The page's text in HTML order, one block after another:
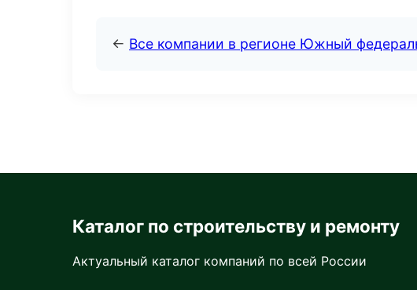
← Все компании в регионе Южный
Каталог по строительству и ремонту
Актуальный каталог компаний по всей России